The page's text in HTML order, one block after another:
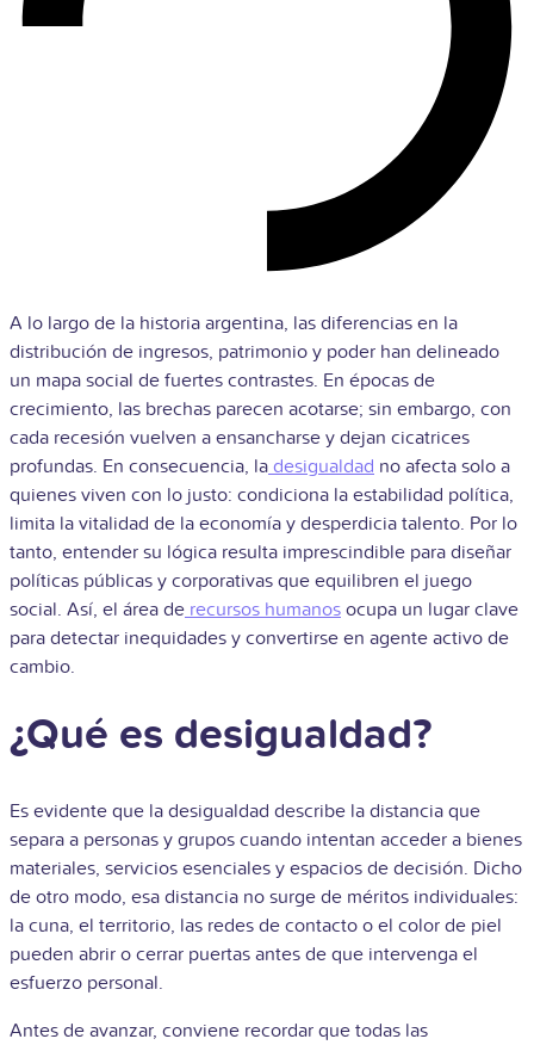
A lo largo de la historia argentina, las diferencias en la
distribución de ingresos, patrimonio y poder han delineado
un mapa social de fuertes contrastes. En épocas de
crecimiento, las brechas parecen acotarse; sin embargo, con
cada recesión vuelven a ensancharse y dejan cicatrices
profundas. En consecuencia, la desigualdad no afecta solo a
quienes viven con lo justo: condiciona la estabilidad política,
limita la vitalidad de la economía y desperdicia talento. Por lo
tanto, entender su lógica resulta imprescindible para diseñar
políticas públicas y corporativas que equilibren el juego
social. Así, el área de recursos humanos ocupa un lugar clave
para detectar inequidades y convertirse en agente activo de
cambio.
¿Qué es desigualdad?
Es evidente que la desigualdad describe la distancia que
separa a personas y grupos cuando intentan acceder a bienes
materiales, servicios esenciales y espacios de decisión. Dicho
de otro modo, esa distancia no surge de méritos individuales:
la cuna, el territorio, las redes de contacto o el color de piel
pueden abrir o cerrar puertas antes de que intervenga el
esfuerzo personal.
Antes de avanzar, conviene recordar que todas las